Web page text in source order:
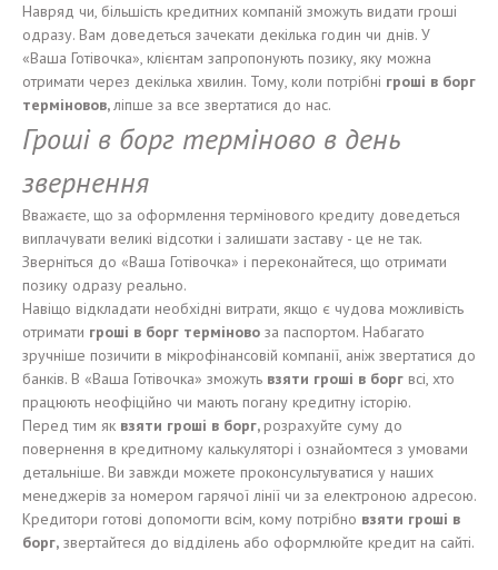
Навряд чи, більшість кредитних компаній зможуть видати гроші
одразу. Вам доведеться зачекати декілька годин чи днів. У
«Ваша Готівочка», клієнтам запропонують позику, яку можна
отримати через декілька хвилин. Тому, коли потрібні гроші в борг
терміновов,ліпше за все звертатися до нас.
Гроші в борг терміново в день
звернення
Вважаєте, що за оформлення термінового кредиту доведеться
виплачувати великі відсотки і залишати заставу - це не так.
Зверніться до «Ваша Готівочка» і переконайтеся, що отримати
позику одразу реально.
Навіщо відкладати необхідні витрати, якщо є чудова можливість
отримати гроші в борг терміново за паспортом. Набагато
зручніше позичити в мікрофінансовій компанії, аніж звертатися до
банків. В «Ваша Готівочка» зможуть взяти гроші в борг всі, хто
працюють неофіційно чи мають погану кредитну історію.
Перед тим як взяти гроші в борг, розрахуйте суму до
повернення в кредитному калькуляторі і ознайомтеся з умовами
детальніше. Ви завжди можете проконсультуватися у наших
менеджерів за номером гарячої лінії чи за електроною адресою.
Кредитори готові допомогти всім, кому потрібно взяти гроші в
борг, звертайтеся до відділень або оформлюйте кредит на сайті.